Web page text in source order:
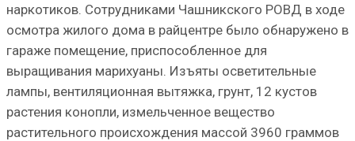
наркотиков. Сотрудниками Чашникского РОВД в ходе
осмотра жилого дома в райцентре было обнаружено в
гараже помещение, приспособленное для
выращивания марихуаны. Изъяты осветительные
лампы, вентиляционная вытяжка, грунт, 12 кустов
растения конопли, измельченное вещество
растительного происхождения массой 3960 граммов